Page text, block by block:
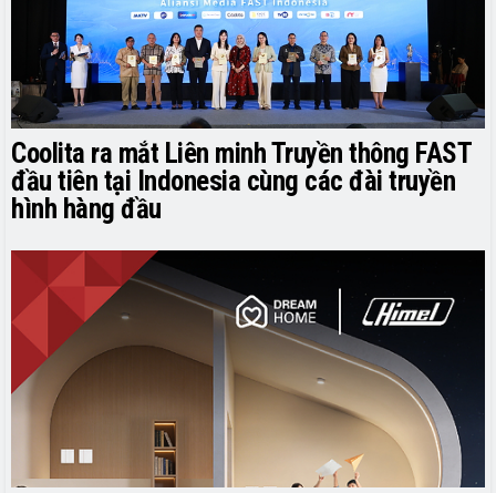
Coolita ra mắt Liên minh Truyền thông FAST
đầu tiên tại Indonesia cùng các đài truyền
hình hàng đầu